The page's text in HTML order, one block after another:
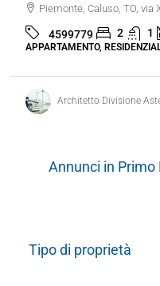
Piemonte, Caluso, TO, via
4599779 2 1
APPARTAMENTO,
Architetto Divisione
Annunci in Primo
Tipo di proprietà